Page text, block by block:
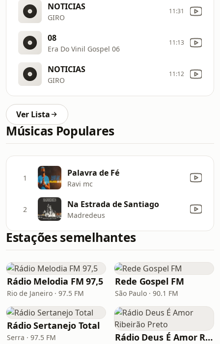
NOTICIAS
GIRO
11:31
08
Era Do Vinil Gospel 06
11:13
NOTICIAS
GIRO
11:12
Ver Lista
Músicas Populares
1 Palavra de Fé
Ravi mc
2 Na Estrada de Santiago
Madredeus
Estações semelhantes
Rádio Melodia FM 97,5
Rio de Janeiro · 97.5 FM
Rede Gospel FM
São Paulo · 90.1 FM
Rádio Sertanejo Total
Serra · 97.5 FM Rádio Deus É Amor Ribeirão Preto